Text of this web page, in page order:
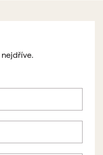
nejdříve.